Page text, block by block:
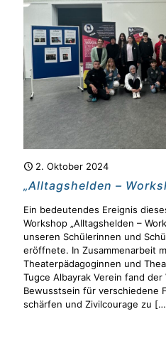
2. Oktober 2024
„Alltagshelden –
Ein bedeutendes Ereignis
Workshop „Alltagshelden –
unseren Schülerinnen und
eröffnete. In Zusammenarbeit
Theaterpädagoginnen und
Tugce Albayrak Verein fand
Bewusstsein für verschiedene
schärfen und Zivilcourage zu